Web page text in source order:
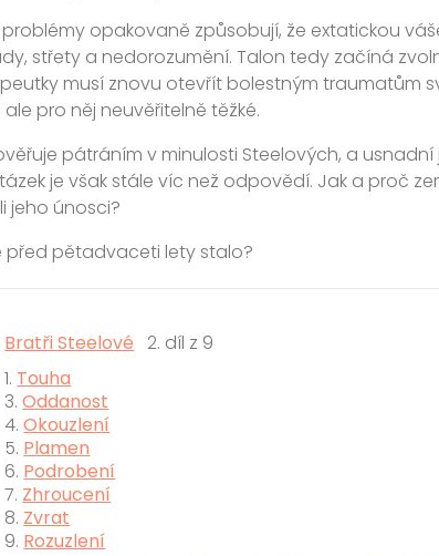
opakovaně způsobují, že extatickou
střety a nedorozumění. Talon tedy začíná
musí znovu otevřít bolestným traumatům
pro něj neuvěřitelně těžké.
pátráním v minulosti Steelových, a
je však stále víc než odpovědí. Jak a proč
jeho únosci?
před pětadvaceti lety stalo?
Bratři Steelové
2. díl z 9
1. Touha
3.Oddanost
4.Okouzlení
5. Plamen
6. Podrobení
7. Zhroucení
8. Zvrat
9. Rozuzlení